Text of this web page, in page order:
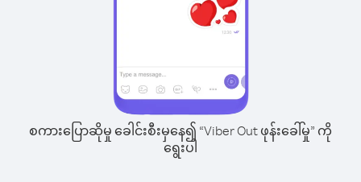
စကားပြောဆိုမှု ခေါင်းစီးမှနေ၍ “Viber Out ဖုန်းခေါ်မှု” ကို
ရွေးပါ